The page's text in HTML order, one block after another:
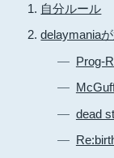
自分ルール
delaymania
Prog-
dead